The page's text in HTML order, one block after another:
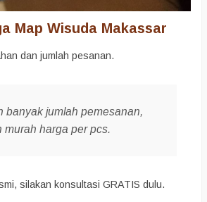
Map Wisuda Makassar
dan jumlah pesanan.
banyak jumlah pemesanan,
murah harga per pcs.
silakan konsultasi GRATIS dulu.